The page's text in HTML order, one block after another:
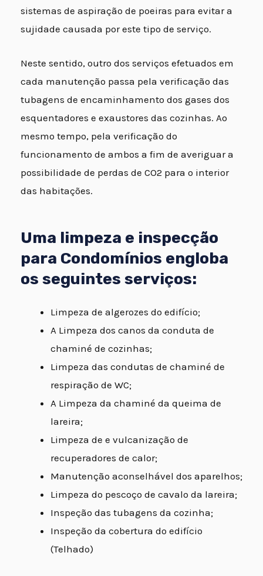
sistemas de aspiração de poeiras para evitar a
sujidade causada por este tipo de serviço.
Neste sentido, outro dos serviços efetuados em
cada manutenção passa pela verificação das
tubagens de encaminhamento dos gases dos
esquentadores e exaustores das cozinhas. Ao
mesmo tempo, pela verificação do
funcionamento de ambos a fim de averiguar a
possibilidade de perdas de CO2 para o interior
das habitações.
Uma limpeza e inspecção
para Condomínios engloba
os seguintes serviços:
Limpeza de algerozes do edifício;
A Limpeza dos canos da conduta de
chaminé de cozinhas;
Limpeza das condutas de chaminé de
respiração de WC;
A Limpeza da chaminé da queima de
lareira;
Limpeza de e vulcanização de
recuperadores de calor;
Manutenção aconselhável dos aparelhos;
Limpeza do pescoço de cavalo da lareira;
Inspeção das tubagens da cozinha;
Inspeção da cobertura do edifício
(Telhado)